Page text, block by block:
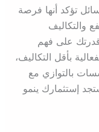
تؤكد أنها فرصة
والتكاليف
على فهم
بأقل التكاليف،
بالتوازي مع
إستثمارك ينمو